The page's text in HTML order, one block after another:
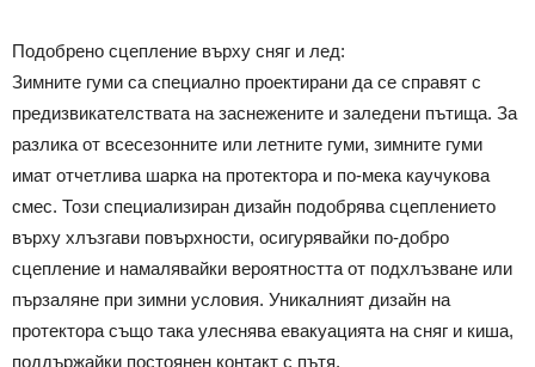
Подобрено сцепление върху сняг и лед:
Зимните гуми са специално проектирани да се справят с
предизвикателствата на заснежените и заледени пътища. За
разлика от всесезонните или летните гуми, зимните гуми
имат отчетлива шарка на протектора и по-мека каучукова
смес. Този специализиран дизайн подобрява сцеплението
върху хлъзгави повърхности, осигурявайки по-добро
сцепление и намалявайки вероятността от подхлъзване или
пързаляне при зимни условия. Уникалният дизайн на
протектора също така улеснява евакуацията на сняг и киша,
поддържайки постоянен контакт с пътя.